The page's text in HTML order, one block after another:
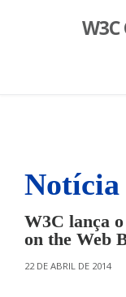
Notícia
W3C lança
on the Web
O
22 DE ABRIL DE 2014